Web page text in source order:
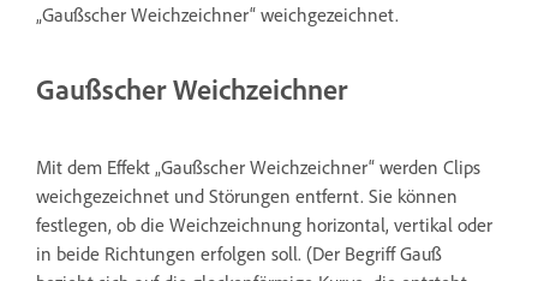
„Gaußscher Weichzeichner“ weichgezeichnet.
Gaußscher Weichzeichner
Mit dem Effekt „Gaußscher Weichzeichner“ werden Clips
weichgezeichnet und Störungen entfernt. Sie können
festlegen, ob die Weichzeichnung horizontal, vertikal oder
in beide Richtungen erfolgen soll. (Der Begriff Gauß